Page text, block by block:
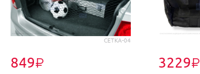
СЕТКА-04
849₽ 3229₽